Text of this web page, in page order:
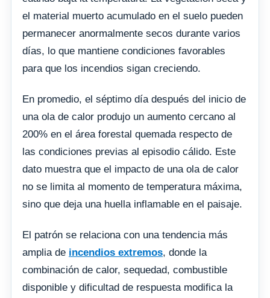
el material muerto acumulado en el suelo pueden
permanecer anormalmente secos durante varios
días, lo que mantiene condiciones favorables
para que los incendios sigan creciendo.
En promedio, el séptimo día después del inicio de
una ola de calor produjo un aumento cercano al
200% en el área forestal quemada respecto de
las condiciones previas al episodio cálido. Este
dato muestra que el impacto de una ola de calor
no se limita al momento de temperatura máxima,
sino que deja una huella inflamable en el paisaje.
El patrón se relaciona con una tendencia más
amplia de incendios extremos, donde la
combinación de calor, sequedad, combustible
disponible y dificultad de respuesta modifica la